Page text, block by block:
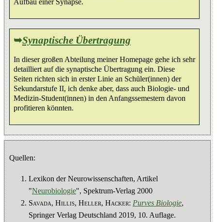
Aufbau einer Synapse.
➥Synaptische Übertragung
In dieser großen Abteilung meiner Homepage gehe ich sehr
detailliert auf die synaptische Übertragung ein. Diese
Seiten richten sich in erster Linie an Schüler(innen) der
Sekundarstufe II, ich denke aber, dass auch Biologie- und
Medizin-Student(innen) in den Anfangssemestern davon
profitieren könnten.
Quellen:
Lexikon der Neurowissenschaften, Artikel
"Neurobiologie", Spektrum-Verlag 2000
Savada, Hillis, Heller, Hacker: Purves Biologie,
Springer Verlag Deutschland 2019, 10. Auflage.